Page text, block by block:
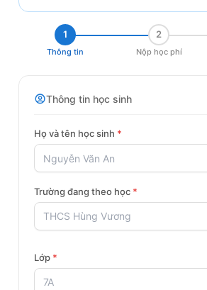
1
Thông tin
2
Nộp học phí
Thông tin học sinh
Họ và tên học sinh *
Trường đang theo học *
Lớp *